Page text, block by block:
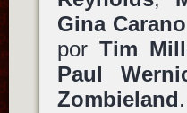
Gina Carano
por Tim
Paul
Zombieland